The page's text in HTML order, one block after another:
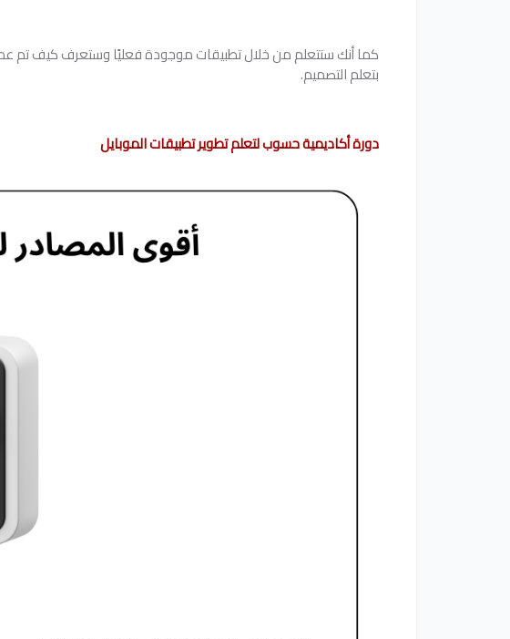
كما أنك ستتعلم من خلال تطبيقات موجودة فعليًا وستعرف كيف تم
بتعلم التصميم.
دورة أكاديمية حسوب لتعلم تطوير تطبيقات الموبايل